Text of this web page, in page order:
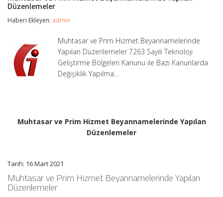
Hizmet
Beyannamelerinde
Düzenlemeler
Haberi Ekleyen: admin
Muhtasar ve Prim Hizmet Beyannamelerinde
Yapılan Düzenlemeler 7263 Sayılı Teknoloji
Geliştirme Bölgeleri Kanunu ile Bazı Kanunlarda
Değişiklik Yapılma…
Muhtasar ve Prim Hizmet Beyannamelerinde Yapılan
Düzenlemeler
Tarih: 16 Mart 2021
Muhtasar ve Prim Hizmet Beyannamelerinde Yapılan
Düzenlemeler